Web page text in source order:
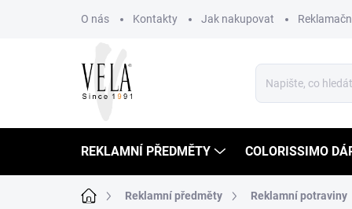
O nás Kontakty Jak nakupovat
REKLAMNÍ PŘEDMĚTY COLORISSIMO
Domů Reklamní předměty Reklamní potraviny